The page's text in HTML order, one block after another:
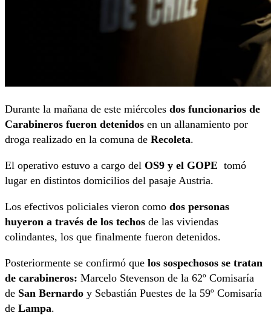
Durante la mañana de este miércoles dos funcionarios de
Carabineros fueron detenidos en un allanamiento por
droga realizado en la comuna de Recoleta.
El operativo estuvo a cargo del OS9 y el GOPE tomó
lugar en distintos domicilios del pasaje Austria.
Los efectivos policiales vieron como dos personas
huyeron a través de los techos de las viviendas
colindantes, los que finalmente fueron detenidos.
Posteriormente se confirmó que los sospechosos se tratan
de carabineros: Marcelo Stevenson de la 62º Comisaría
de San Bernardo y Sebastián Puestes de la 59º Comisaría
de Lampa.